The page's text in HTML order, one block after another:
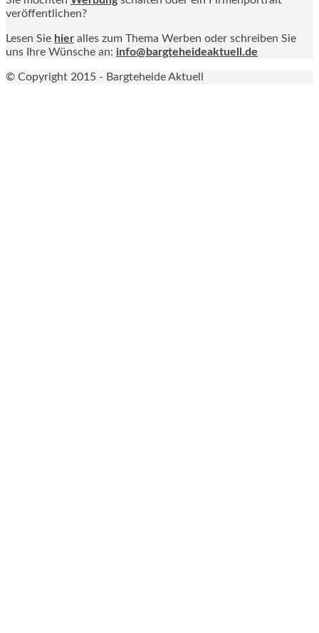
veröffentlichen?
Lesen Sie hier alles zum Thema Werben oder schreiben Sie
uns Ihre Wünsche an: info@bargteheideaktuell.de
© Copyright 2015 - Bargteheide Aktuell